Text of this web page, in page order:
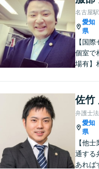
名古屋
愛知
県
【国
個室で
場有】
続の専
の登録
る、身
してい
ださい
佐竹
弁護士
愛知
県
【他
通する
あれば